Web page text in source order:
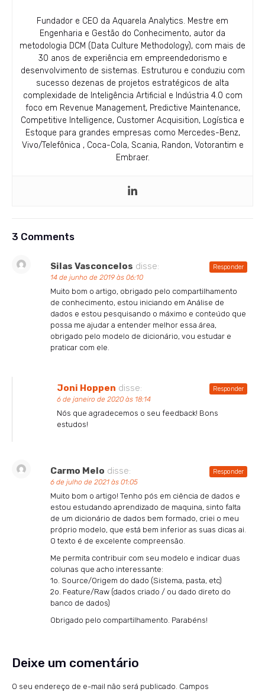
Fundador e CEO da Aquarela Analytics. Mestre em
Engenharia e Gestão do Conhecimento, autor da
metodologia DCM (Data Culture Methodology), com mais de
30 anos de experiência em empreendedorismo e
desenvolvimento de sistemas. Estruturou e conduziu com
sucesso dezenas de projetos estratégicos de alta
complexidade de Inteligência Artificial e Indústria 4.0 com
foco em Revenue Management, Predictive Maintenance,
Competitive Intelligence, Customer Acquisition, Logística e
Estoque para grandes empresas como Mercedes-Benz,
Vivo/Telefônica , Coca-Cola, Scania, Randon, Votorantim e
Embraer.
3 Comments
Silas Vasconcelos disse:
14 de junho de 2019 às 06:10
Muito bom o artigo, obrigado pelo compartilhamento
de conhecimento, estou iniciando em Análise de
dados e estou pesquisando o máximo e conteúdo que
possa me ajudar a entender melhor essa área,
obrigado pelo modelo de dicionário, vou estudar e
praticar com ele.
Responder
Joni Hoppen disse:
6 de janeiro de 2020 às 18:14
Nós que agradecemos o seu feedback! Bons
estudos!
Responder
Carmo Melo disse:
6 de julho de 2021 às 01:05
Muito bom o artigo! Tenho pós em ciência de dados e
estou estudando aprendizado de maquina, sinto falta
de um dicionário de dados bem formado, criei o meu
próprio modelo, que está bem inferior as suas dicas ai.
O texto é de excelente compreensão.
Me permita contribuir com seu modelo e indicar duas
colunas que acho interessante:
1o. Source/Origem do dado (Sistema, pasta, etc)
2o. Feature/Raw (dados criado / ou dado direto do
banco de dados)
Obrigado pelo compartilhamento. Parabéns!
Responder
Deixe um comentário
O seu endereço de e-mail não será publicado. Campos